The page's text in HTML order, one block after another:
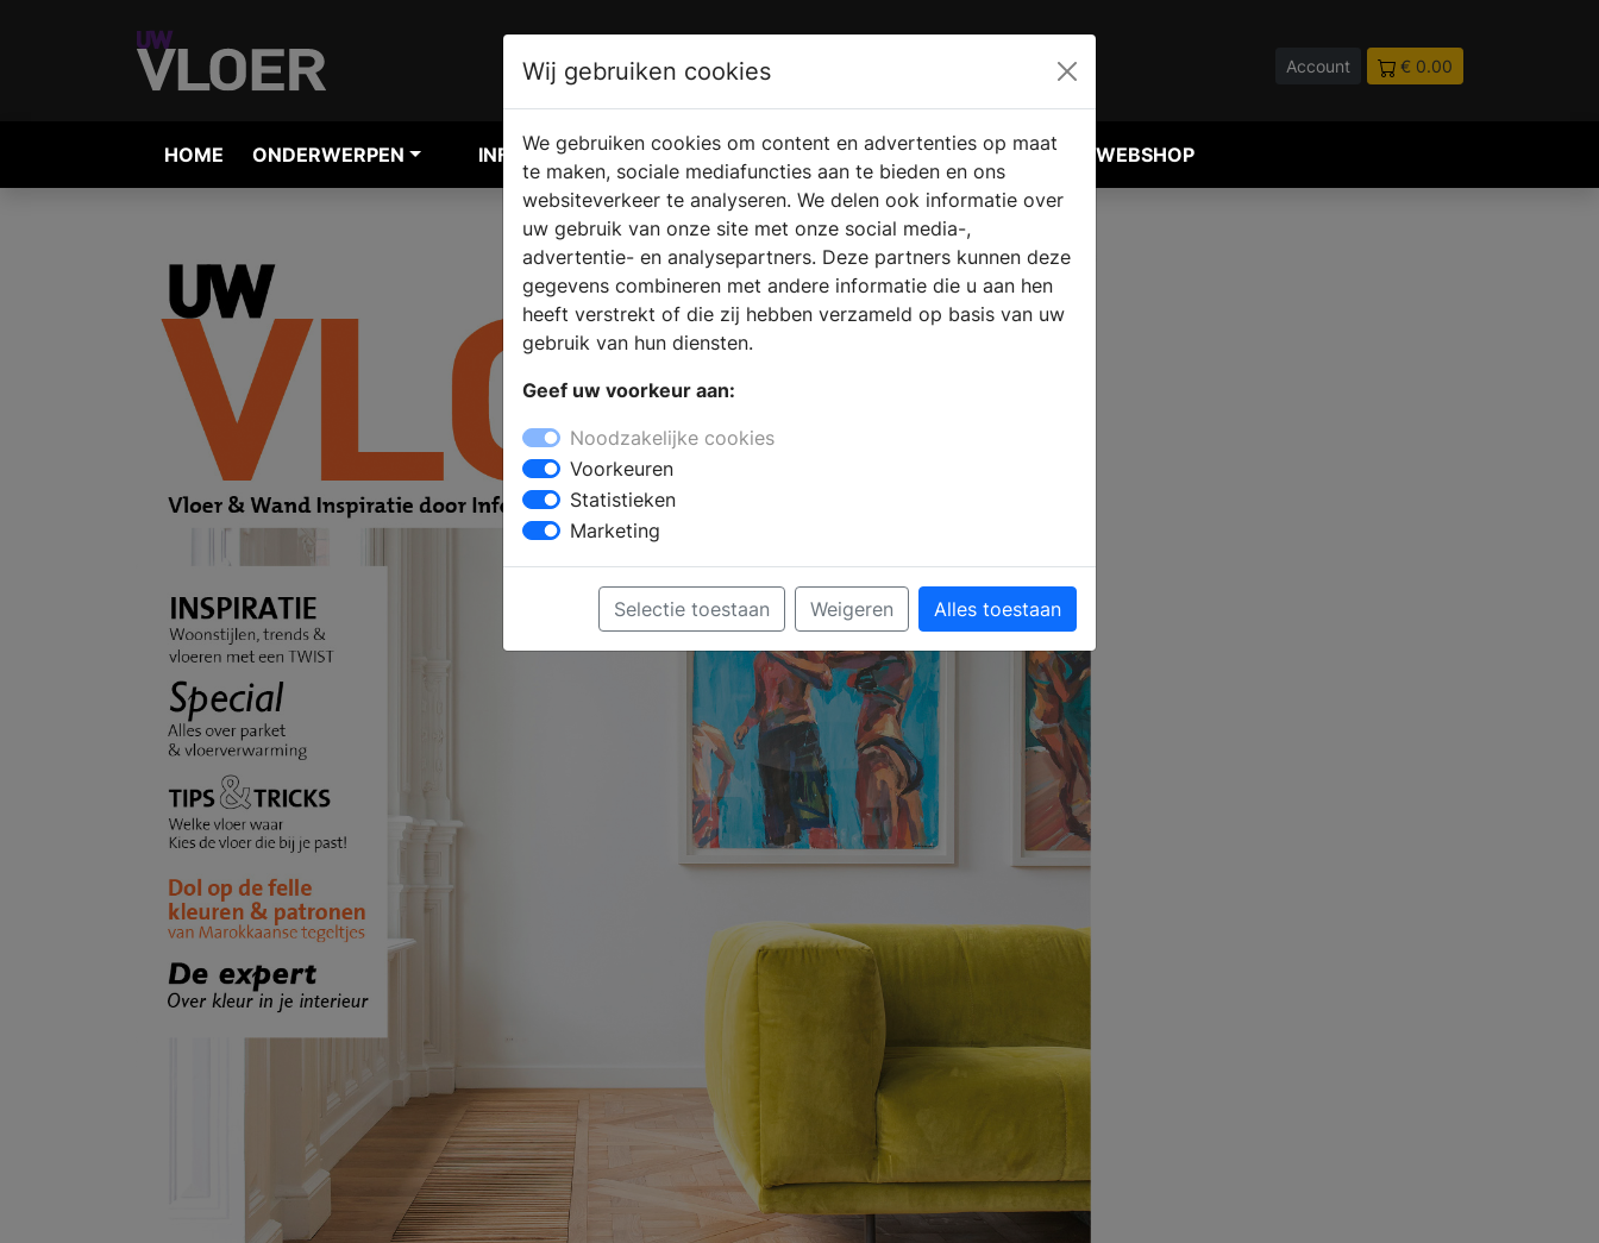
Account € 0.00
HOME ONDERWERPEN INFORMATIE AANVRAGEN VERKOOPLOCATIE VINDEN WEBSHOP
Wij gebruiken cookies
We gebruiken cookies om content en advertenties op maat
te maken, sociale mediafuncties aan te bieden en ons
websiteverkeer te analyseren. We delen ook informatie over
uw gebruik van onze site met onze social media-,
advertentie- en analysepartners. Deze partners kunnen deze
gegevens combineren met andere informatie die u aan hen
heeft verstrekt of die zij hebben verzameld op basis van uw
gebruik van hun diensten.
Geef uw voorkeur aan:
Noodzakelijke cookies
Voorkeuren
Statistieken
Marketing
Selectie toestaan Weigeren Alles toestaan